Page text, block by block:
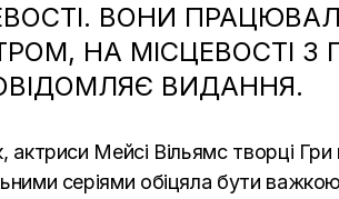
ВОНИ
НА МІСЦЕВОСТІ
ВИДАННЯ.
Мейсі Вільямс творці
серіями обіцяла бути